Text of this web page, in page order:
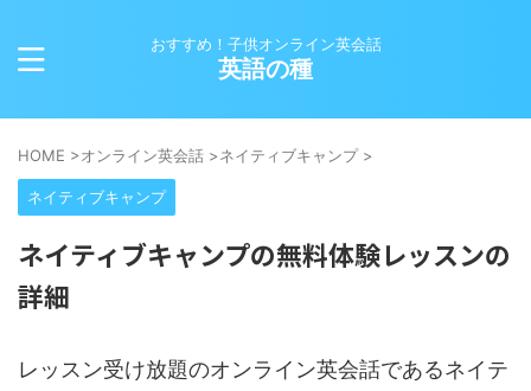
おすすめ！子供オンライン英会話
英語の種
HOME >オンライン英会話 >ネイティブキャンプ >
ネイティブキャンプ
ネイティブキャンプの無料体験レッスンの
詳細
レッスン受け放題のオンライン英会話であるネイテ